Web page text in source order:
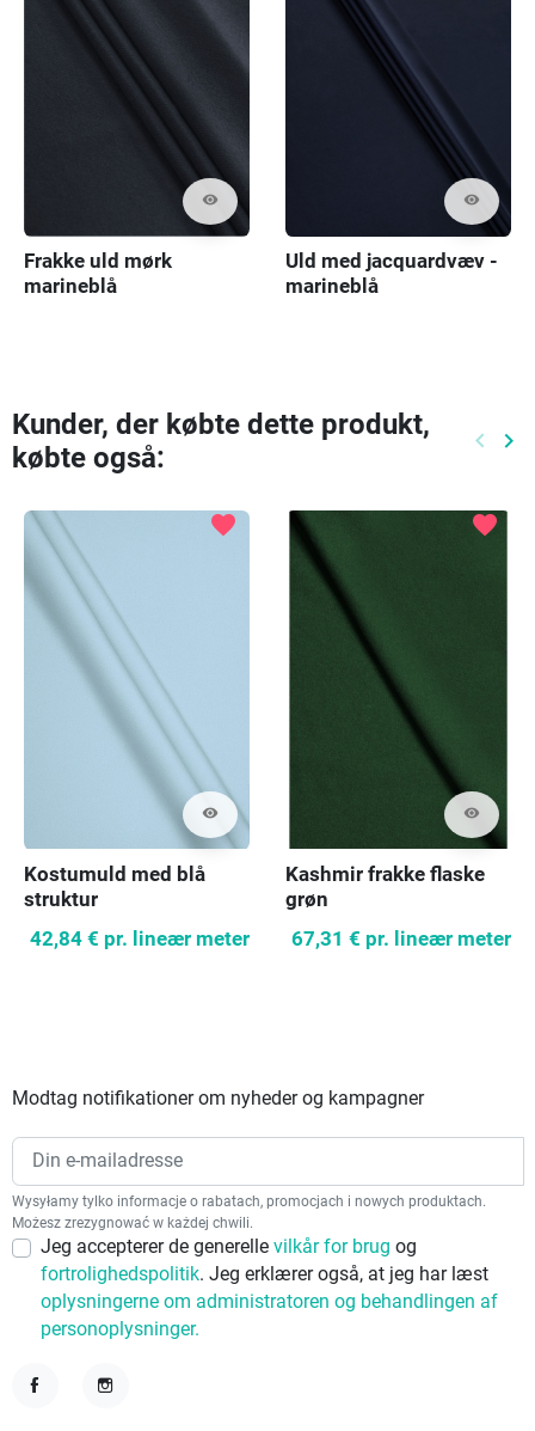
visibility
Frakke uld mørk
marineblå
visibility
Uld med jacquardvæv -
marineblå
Kunder, der købte dette produkt,
købte også:
keyboard_arrow_left keyboard_arrow_right
visibility
favorite
Kostumuld med blå
struktur
42,84 € pr. lineær meter
visibility
favorite
Kashmir frakke flaske
grøn
67,31 € pr. lineær meter
Modtag notifikationer om nyheder og kampagner
Wysyłamy tylko informacje o rabatach, promocjach i nowych produktach.
Możesz zrezygnować w każdej chwili.
Jeg accepterer de generelle vilkår for brug og
fortrolighedspolitik. Jeg erklærer også, at jeg har læst
oplysningerne om administratoren og behandlingen af
personoplysninger.